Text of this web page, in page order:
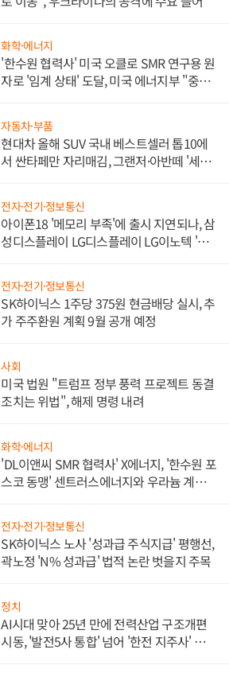
화학·에너지
'한수원 협력사' 미국 오클로 SMR 연구용 원
자로 '임계 상태' 도달, 미국 에너지부 "중요
자동차·부품
현대차 올해 SUV 국내 베스트셀러 톱10에
서 싼타페만 자리매김, 그랜저·아반떼 '세단
전자·전기·정보통신
아이폰18 '메모리 부족'에 출시 지연되나, 삼
성디스플레이 LG디스플레이 LG이노텍 '탈
전자·전기·정보통신
SK하이닉스 1주당 375원 현금배당 실시, 추
가 주주환원 계획 9월 공개 예정
사회
미국 법원 "트럼프 정부 풍력 프로젝트 동결
조치는 위법", 해제 명령 내려
화학·에너지
'DL이앤씨 SMR 협력사' X에너지, '한수원 포
스코 동맹' 센트러스에너지와 우라늄 계약
전자·전기·정보통신
SK하이닉스 노사 '성과급 주식지급' 평행선,
곽노정 'N% 성과급' 법적 논란 벗을지 주목
정치
AI시대 맞아 25년 만에 전력산업 구조개편
시동, '발전5사 통합' 넘어 '한전 지주사' 재편